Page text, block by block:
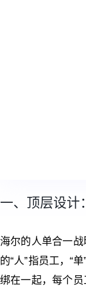
一、顶层设计
海尔的人单合一
的“人”指员工，“
绑在一起，每个